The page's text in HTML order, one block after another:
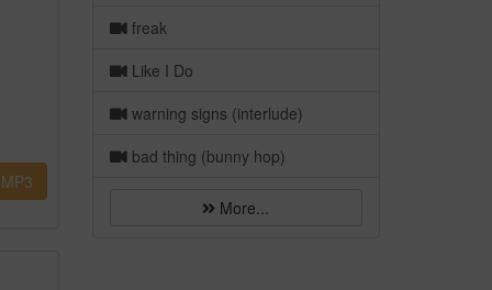
freak
Like I Do
warning signs (interlude)
bad thing (bunny hop)
More...